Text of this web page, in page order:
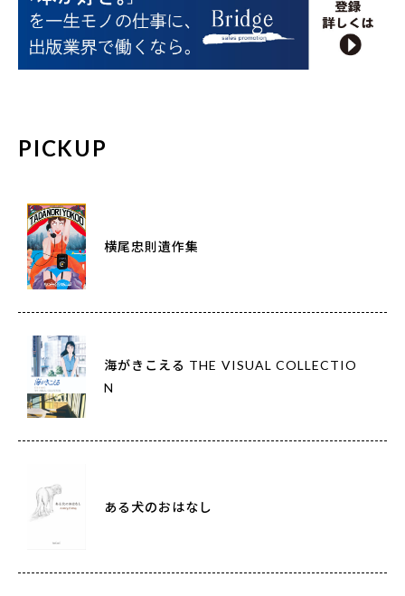
PICKUP
横尾忠則遺作集
海がきこえる THE VISUAL COLLECTIO
N
ある犬のおはなし